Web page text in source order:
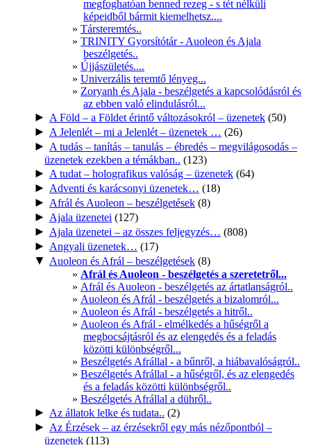
megfoghatóan benned rezeg - s tét nélküli
képeidből bármit kiemelhetsz....
Társteremtés..
TRINITY Gyorsítótár - Auoleon és Ajala
beszélgetés..
Újjászületés....
Univerzális teremtő lényeg...
Zoryanh és Ajala - beszélgetés a kapcsolódásról és
az ebben való elindulásról...
► A Föld – a Földet érintő változásokról – üzenetek (50)
► A Jelenlét – mi a Jelenlét – üzenetek … (26)
► A tudás – tanítás – tanulás – ébredés – megvilágosodás –
üzenetek ezekben a témákban.. (123)
► A tudat – holografikus valóság – üzenetek (64)
► Adventi és karácsonyi üzenetek… (18)
► Afrál és Auoleon – beszélgetések (8)
► Ajala üzenetei (127)
► Ajala üzenetei – az összes feljegyzés… (808)
► Angyali üzenetek… (17)
▼ Auoleon és Afrál – beszélgetések (8)
Afrál és Auoleon - beszélgetés a szeretetről...
Afrál és Auoleon - beszélgetés az ártatlanságról..
Auoleon és Afrál - beszélgetés a bizalomról...
Auoleon és Afrál - beszélgetés a hitről..
Auoleon és Afrál - elmélkedés a hűségről a
megbocsájtásról és az elengedés és a feladás
közötti különbségről...
Beszélgetés Afrállal - a bűnről, a hiábavalóságról..
Beszélgetés Afrállal - a hűségről, és az elengedés
és a feladás közötti különbségről..
Beszélgetés Afrállal a dühről..
► Az állatok lelke és tudata.. (2)
► Az Érzések – az érzésekről egy más nézőpontból –
üzenetek (113)